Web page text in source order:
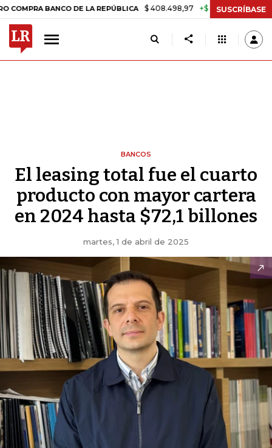
BANCO DE LA REPÚBLICA $ 408.498,97 +$ 8.753,81 +2,19%
SUSCRÍBASE
BANCOS
El leasing total fue el cuarto
producto con mayor cartera
en 2024 hasta $72,1 billones
martes, 1 de abril de 2025